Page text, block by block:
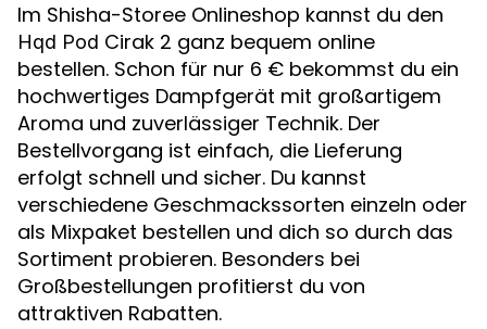
Im Shisha-Storee Onlineshop kannst du den
Hqd Pod Cirak 2 ganz bequem online
bestellen. Schon für nur 6 € bekommst du ein
hochwertiges Dampfgerät mit großartigem
Aroma und zuverlässiger Technik. Der
Bestellvorgang ist einfach, die Lieferung
erfolgt schnell und sicher. Du kannst
verschiedene Geschmackssorten einzeln oder
als Mixpaket bestellen und dich so durch das
Sortiment probieren. Besonders bei
Großbestellungen profitierst du von
attraktiven Rabatten.